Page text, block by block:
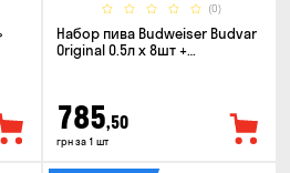
(0)
Набор пива Budweiser Budvar
Original 0.5л x 8шт +
785,50
грн за 1 шт